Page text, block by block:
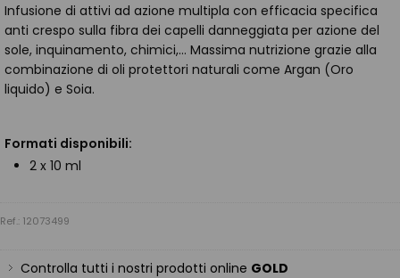
Infusione di attivi ad azione multipla con efficacia specifica
anti crespo sulla fibra dei capelli danneggiata per azione del
sole, inquinamento, chimici,… Massima nutrizione grazie alla
combinazione di oli protettori naturali come Argan (Oro
liquido) e Soia.
Formati disponibili:
2 x 10 ml
Ref.: 12073499
Controlla tutti i nostri prodotti online GOLD